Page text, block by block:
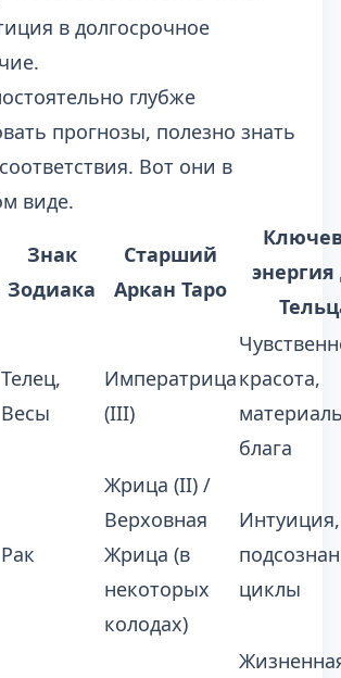
в долгосрочное
глубже
прогнозы, полезно знать
Вот они в
виде.
Знак
Зодиака
Старший
Аркан Таро
Телец,
Весы
Императрица
(III)
красота,
блага
Рак
Жрица (II) /
Верховная
Жрица (в
некоторых
колодах)
Интуиция,
циклы